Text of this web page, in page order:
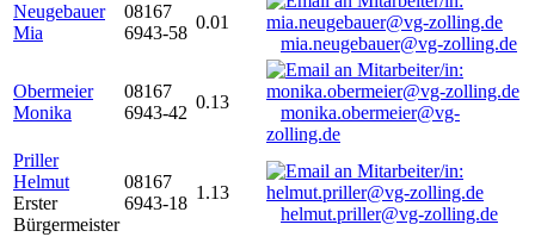
Neugebauer
Mia
08167
6943-58
0.01
mia.neugebauer@vg-zolling.de
Obermeier
Monika
08167
6943-42
0.13
monika.obermeier@vg-
zolling.de
Priller
Helmut
Erster
Bürgermeister
08167
6943-18
1.13
helmut.priller@vg-zolling.de